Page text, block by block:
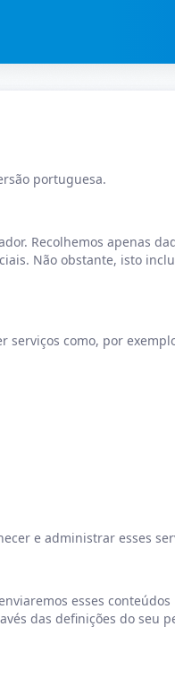
portuguesa.
Recolhemos apenas
Não obstante, isto
serviços como, por
e administrar esses
esses
das definições do seu